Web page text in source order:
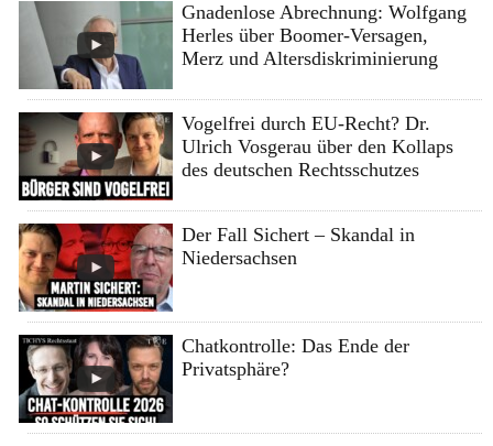
Gnadenlose Abrechnung: Wolfgang
Herles über Boomer-Versagen,
Merz und Altersdiskriminierung
Vogelfrei durch EU-Recht? Dr.
Ulrich Vosgerau über den Kollaps
des deutschen Rechtsschutzes
Der Fall Sichert – Skandal in
Niedersachsen
Chatkontrolle: Das Ende der
Privatsphäre?